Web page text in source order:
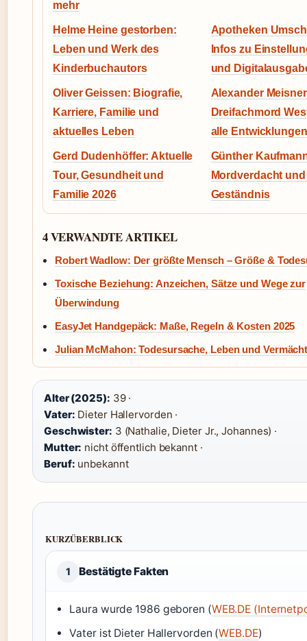
mehr
Helme Heine gestorben:
Leben und Werk des
Kinderbuchautors
Apotheken
Infos zu
und
Oliver Geissen: Biografie,
Karriere, Familie und
aktuelles Leben
Alexander
Dreifachmord
alle Entwicklungen
Gerd Dudenhöffer: Aktuelle
Tour, Gesundheit und
Familie 2026
Günther
Mordverdacht
Geständnis
4 VERWANDTE ARTIKEL
Robert Wadlow: Der größte Mensch – Größe &
Toxische Beziehung: Anzeichen, Sätze und Wege zur
Überwindung
EasyJet Handgepäck: Maße, Regeln & Kosten 2025
Julian McMahon: Todesursache, Leben und
Alter (2025): 39 ·
Vater: Dieter Hallervorden ·
Geschwister: 3 (Nathalie, Dieter Jr., Johannes) ·
Mutter: nicht öffentlich bekannt ·
Beruf: unbekannt
KURZÜBERBLICK
1 Bestätigte Fakten
Laura wurde 1986 geboren (WEB.DE
Vater ist Dieter Hallervorden (WEB.DE)